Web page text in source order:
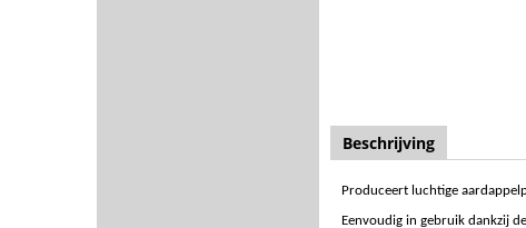
Beschrijving
Produceert luchtige
Eenvoudig in gebruik dankzij